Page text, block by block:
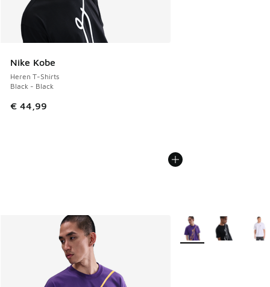
Nike Kobe
Heren T-Shirts
Black - Black
€ 44,99
Meer kleuren